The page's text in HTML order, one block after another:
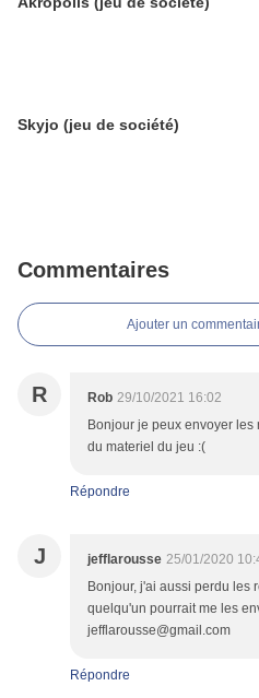
Skyjo (jeu de société)
Commentaires
Ajouter un
R Rob 29/10/2021 16:02
Bonjour je peux envoyer
du materiel du jeu :(
Répondre
J jefflarousse 25/01/2020
Bonjour, j'ai aussi perdu les
quelqu'un pourrait me les
jefflarousse@gmail.com
Répondre